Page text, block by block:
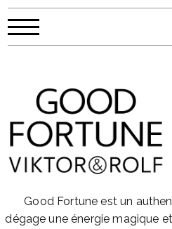
Good Fortune est un
dégage une énergie magique